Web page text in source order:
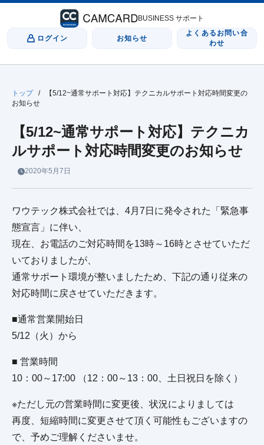
BUSINESS サポート
ログイン お知らせ
よくあるお問い合
わせ
トップ /
【5/12~通常サポート対応】テクニカルサポート対応時間変更の
お知らせ
【5/12~通常サポート対応】テクニカ
ルサポート対応時間変更のお知らせ
2020年5月7日
ワウテック株式会社では、4月7日に発令された「緊急事
態宣言」に伴い、
現在、お電話のご対応時間を13時～16時とさせていただ
いておりましたが、
通常サポート環境が整いましたため、下記の通り従来の
対応時間に戻させていただきます。
■通常営業開始日
5/12（火）から
■ 営業時間
10：00～17:00 （12：00～13：00、土日祝日を除く）
※ただし元の営業時間に変更後、状況によりましては
再度、短縮時間に変更させて頂く可能性もございますの
で、予めご理解くださいませ。